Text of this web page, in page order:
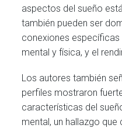
aspectos del sueño
también pueden ser
conexiones específicas
mental y física, y el
Los autores también
perfiles mostraron
características del
mental, un hallazgo